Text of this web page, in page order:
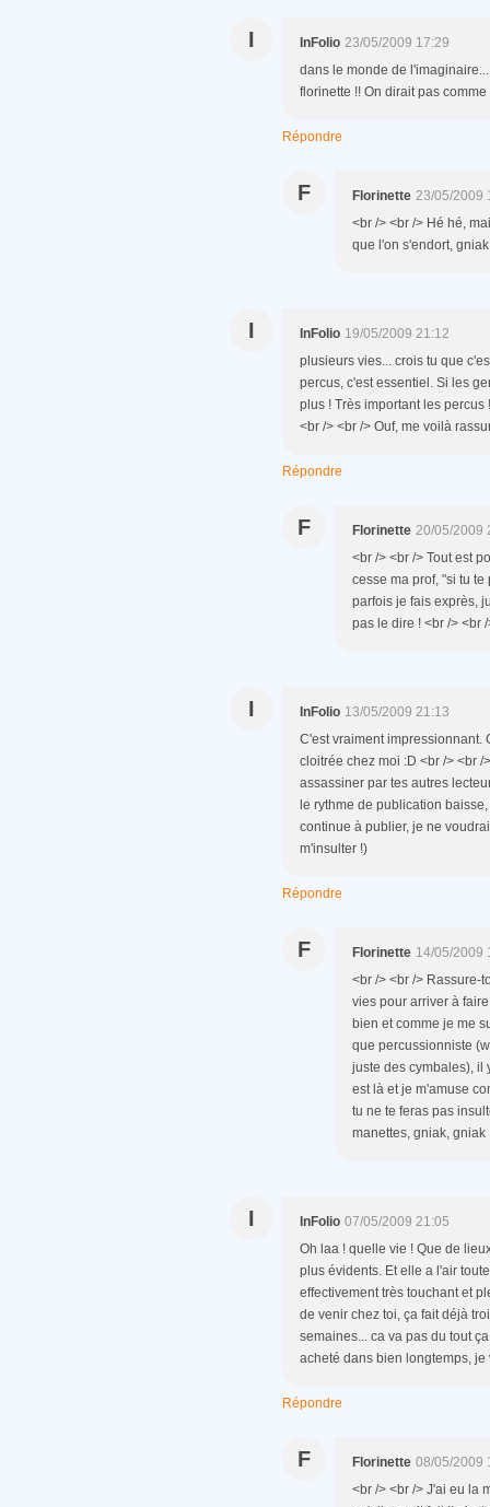
I InFolio 23/05/2009 17:29
dans le monde de
florinette !! On dirait pas comme
Répondre
F Florinette 23/05/2009
<br /> <br /> Hé hé,
que l'on s'endort,
I InFolio 19/05/2009 21:12
plusieurs vies... crois tu que
percus, c'est essentiel. Si les
plus ! Très important les
<br /> <br /> Ouf, me voilà
Répondre
F Florinette 20/05/2009
<br /> <br /> Tout est
cesse ma prof, "si tu
parfois je fais exprès,
pas le dire ! <br /> <br
I InFolio 13/05/2009 21:13
C'est vraiment impressionnant.
cloitrée chez moi :D <br /> <br
assassiner par tes autres
le rythme de publication
continue à publier, je ne
m'insulter !)
Répondre
F Florinette 14/05/2009
<br /> <br /> Rassure-
vies pour arriver à
bien et comme je me
que percussionniste
juste des cymbales), il
est là et je m'amuse
tu ne te feras pas
manettes, gniak, gniak
I InFolio 07/05/2009 21:05
Oh laa ! quelle vie ! Que de
plus évidents. Et elle a l'air
effectivement très touchant et
de venir chez toi, ça fait déjà
semaines... ca va pas du tout
acheté dans bien longtemps, je
Répondre
F Florinette 08/05/2009
<br /> <br /> J'ai eu la